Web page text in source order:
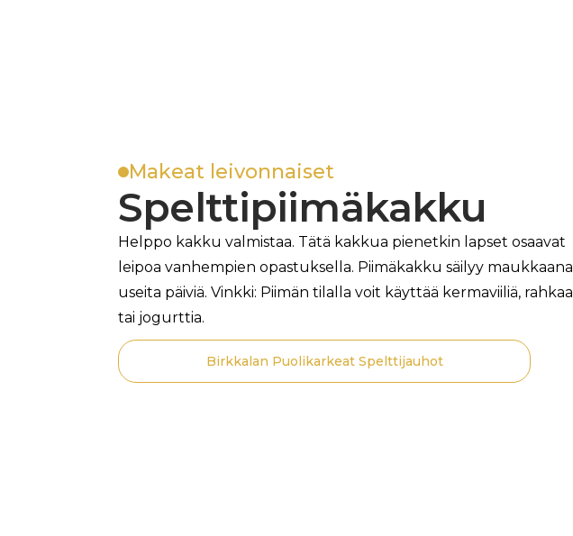
Makeat leivonnaiset
Spelttipiimäkakku
Helppo kakku valmistaa. Tätä kakkua pienetkin lapset osaavat
leipoa vanhempien opastuksella. Piimäkakku säilyy maukkaana
useita päiviä. Vinkki: Piimän tilalla voit käyttää kermaviiliä, rahkaa
tai jogurttia.
Birkkalan Puolikarkeat Spelttijauhot